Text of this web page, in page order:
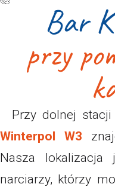
Bar
przy
Przy dolnej stacji
Winterpol W3
Nasza
narciarzy, którzy